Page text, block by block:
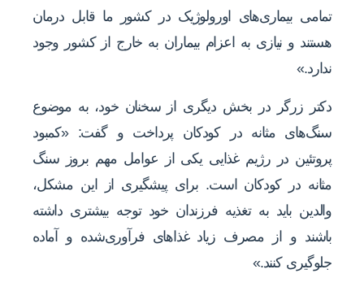
تمامی بیماری‌های اورولوژیک در کشور ما قابل درمان
هستند و نیازی به اعزام بیماران به خارج از کشور وجود
ندارد.»
دکتر زرگر در بخش دیگری از سخنان خود، به موضوع
سنگ‌های مثانه در کودکان پرداخت و گفت: «کمبود
پروتئین در رژیم غذایی یکی از عوامل مهم بروز سنگ
مثانه در کودکان است. برای پیشگیری از این مشکل،
والدین باید به تغذیه فرزندان خود توجه بیشتری داشته
باشند و از مصرف زیاد غذاهای فرآوری‌شده و آماده
جلوگیری کنند.»